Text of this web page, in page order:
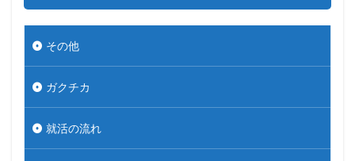
その他
ガクチカ
就活の流れ